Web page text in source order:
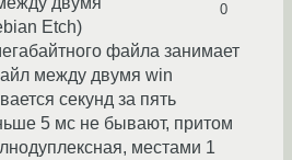
0
Etch)
файла занимает
между двумя win
секунд за пять
5 мс не бывают, притом
местами 1